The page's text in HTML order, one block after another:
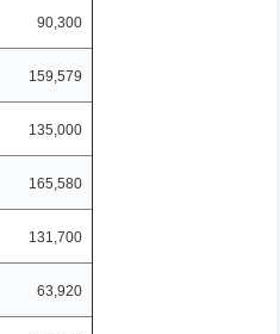
90,300
159,579
135,000
165,580
131,700
63,920